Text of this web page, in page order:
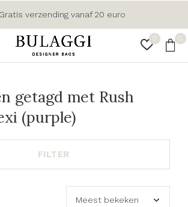
0 0
Gratis verzending vanaf 20 euro
getagd met Rush
(purple)
FILTER